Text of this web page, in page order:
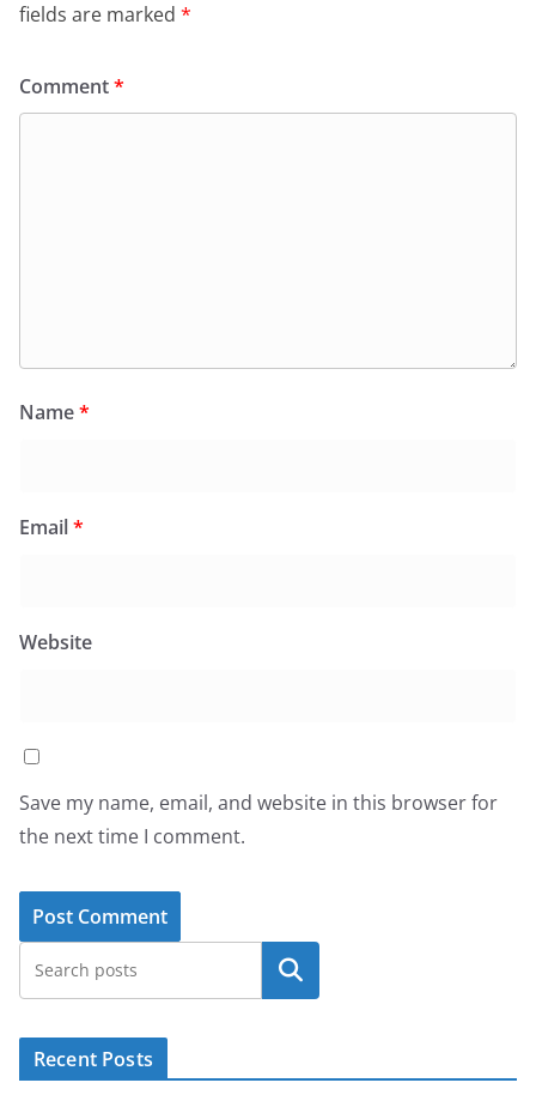
fields are marked *
Comment*
Name*
Email*
Website
Save my name, email, and website in this browser for
the next time I comment.
Search
Recent Posts